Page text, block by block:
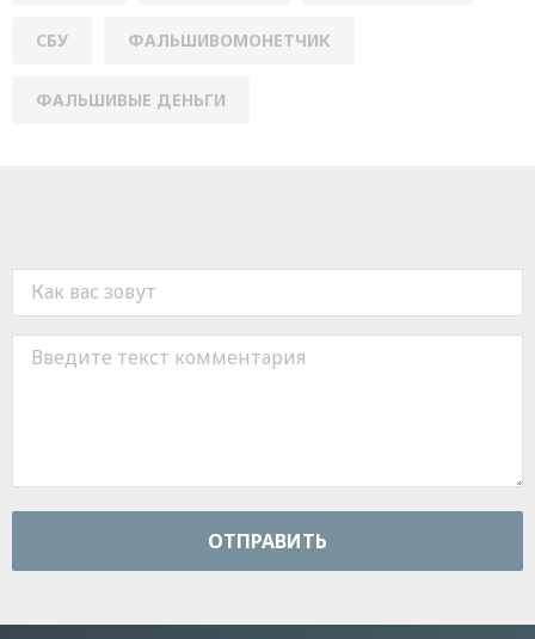
СБУ ФАЛЬШИВОМОНЕТЧИК
ФАЛЬШИВЫЕ ДЕНЬГИ
ОТПРАВИТЬ